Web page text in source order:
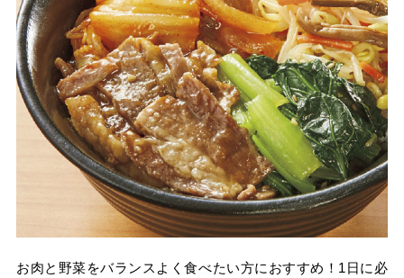
お肉と野菜をバランスよく食べたい方におすすめ！1日に必